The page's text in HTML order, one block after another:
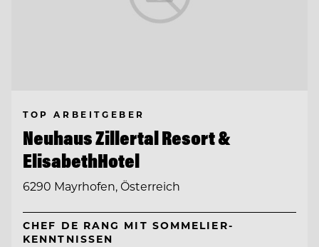
TOP ARBEITGEBER
Neuhaus Zillertal Resort &
ElisabethHotel
6290 Mayrhofen, Österreich
CHEF DE RANG MIT SOMMELIER-
KENNTNISSEN